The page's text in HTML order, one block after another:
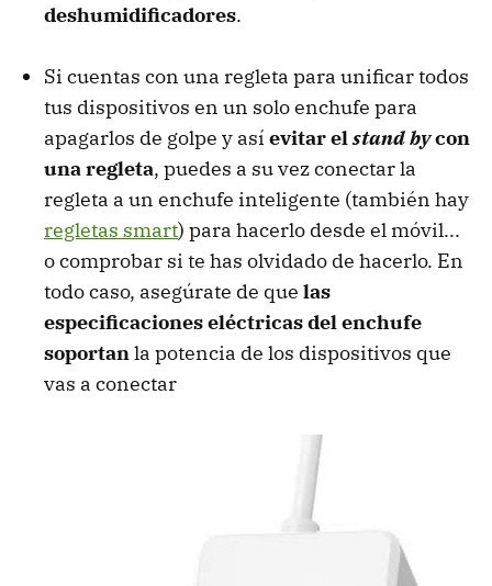
deshumidificadores.
Si cuentas con una regleta para unificar todos
tus dispositivos en un solo enchufe para
apagarlos de golpe y así evitar elstand bycon
una regleta, puedes a su vez conectar la
regleta a un enchufe inteligente (también hay
regletas smart) para hacerlo desde el móvil...
o comprobar si te has olvidado de hacerlo. En
todo caso, asegúrate de que las
especificaciones eléctricas del enchufe
soportanla potencia de los dispositivos que
vas a conectar